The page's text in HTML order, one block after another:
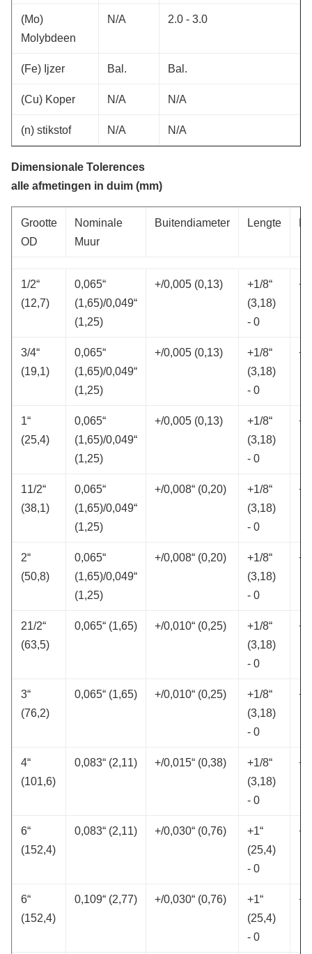
(Mo)
Molybdeen
N/A 2.0 - 3.0
(Fe) Ijzer Bal. Bal.
(Cu) Koper N/A N/A
(n) stikstof N/A N/A
Dimensionale Tolerences
alle afmetingen in duim (mm)
Grootte
OD
Nominale
Muur
Buitendiameter Lengte
1/2“
(12,7)
0,065“
(1,65)/0,049“
(1,25)
+/0,005 (0,13)
+1/8“
(3,18)
- 0
+/
3/4“
(19,1)
0,065“
(1,65)/0,049“
(1,25)
+/0,005 (0,13)
+1/8“
(3,18)
- 0
+/
1“
(25,4)
0,065“
(1,65)/0,049“
(1,25)
+/0,005 (0,13)
+1/8“
(3,18)
- 0
+/
11/2“
(38,1)
0,065“
(1,65)/0,049“
(1,25)
+/0,008“ (0,20)
+1/8“
(3,18)
- 0
+/
2“
(50,8)
0,065“
(1,65)/0,049“
(1,25)
+/0,008“ (0,20)
+1/8“
(3,18)
- 0
+/
21/2“
(63,5)
0,065“ (1,65) +/0,010“ (0,25)
+1/8“
(3,18)
- 0
+/
3“
(76,2)
0,065“ (1,65) +/0,010“ (0,25)
+1/8“
(3,18)
- 0
+/
4“
(101,6)
0,083“ (2,11) +/0,015“ (0,38)
+1/8“
(3,18)
- 0
+/
6“
(152,4)
0,083“ (2,11) +/0,030“ (0,76)
+1“
(25,4)
- 0
+/
6“
(152,4)
0,109“ (2,77) +/0,030“ (0,76)
+1“
(25,4)
- 0
+/